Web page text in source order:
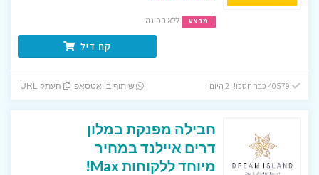
מבצע ללא תפוגה
קח דיל
שיתוף בוואטסאפ העתק URL
חבילה מפנקת במלון
דרים איילנד במחיר
מיוחד ללקוחות Max!